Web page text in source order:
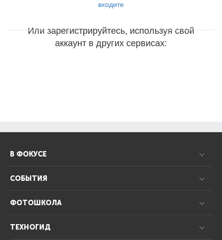
входите
Или зарегистрируйтесь, используя свой
аккаунт в других сервисах:
В ФОКУСЕ
СОБЫТИЯ
ФОТОШКОЛА
ТЕХНОГИД